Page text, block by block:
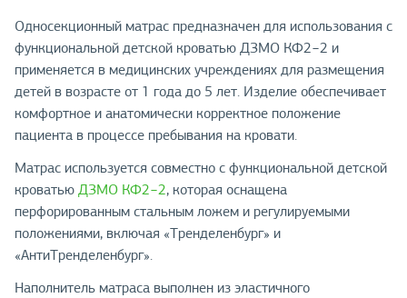
Односекционный матрас предназначен для использования с
функциональной детской кроватью ДЗМО КФ2−2 и
применяется в медицинских учреждениях для размещения
детей в возрасте от 1 года до 5 лет. Изделие обеспечивает
комфортное и анатомически корректное положение
пациента в процессе пребывания на кровати.
Матрас используется совместно с функциональной детской
кроватью ДЗМО КФ2−2, которая оснащена
перфорированным стальным ложем и регулируемыми
положениями, включая «Тренделенбург» и
«АнтиТренделенбург».
Наполнитель матраса выполнен из эластичного